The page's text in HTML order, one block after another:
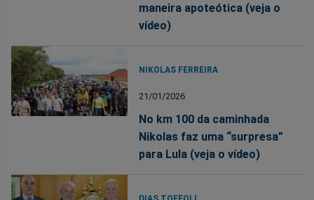
maneira apoteótica (veja o
vídeo)
NIKOLAS FERREIRA
21/01/2026
No km 100 da caminhada
Nikolas faz uma “surpresa”
para Lula (veja o vídeo)